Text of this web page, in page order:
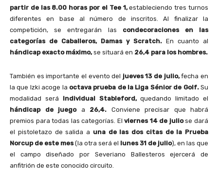
partir de las 8.00 horas por el Tee 1,estableciendo tres turnos
diferentes en base al número de inscritos. Al finalizar la
competición, se entregarán las condecoraciones en las
categorías de Caballeros, Damas y Scratch. En cuanto al
hándicap exacto máximo,se situará en 26,4 para los hombres.
También es importante el evento del jueves 13 de julio,fecha en
la que Izki acoge la octava prueba de la Liga Sénior de Golf.Su
modalidad será Individual Stableford,quedando limitado el
hándicap de juegoa 26,4. Conviene precisar que habrá
premios para todas las categorías. Elviernes 14 de juliose dará
el pistoletazo de salida a una de las dos citas de la Prueba
Norcup de este mes(la otra será el lunes 31 de julio), en las que
el campo diseñado por Severiano Ballesteros ejercerá de
anfitrión de este conocido circuito.